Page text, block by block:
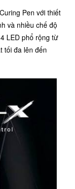
Pen với thiết
và nhiều chế độ
LED phổ rộng từ
tối đa lên đến